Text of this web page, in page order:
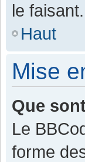
le faisant.
Haut
Mise
Que
Le
forme